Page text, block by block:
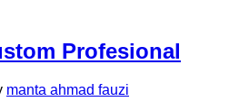
Profesional
manta ahmad fauzi